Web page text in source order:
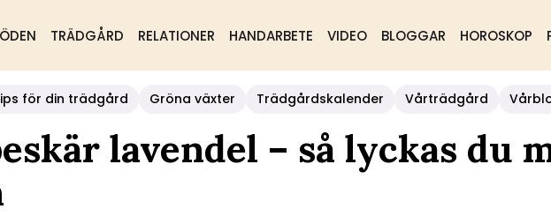
TRÄDGÅRD RELATIONER HANDARBETE VIDEO BLOGGAR HOROSKOP
för din trädgård Gröna växter Trädgårdskalender Vårträdgård
lavendel – så lyckas du